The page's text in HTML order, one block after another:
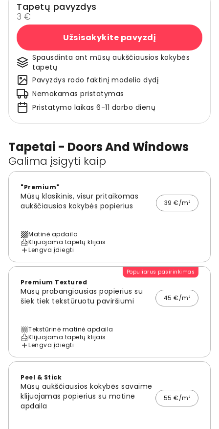
Tapetai - Doors And Windows
Galima įsigyti kaip
"Premium"
Mūsų klasikinis, visur pritaikomas
aukščiausios kokybės popierius
39 €/m²
Matinė apdaila
Klijuojama tapetų klijais
Lengva įdiegti
Populiarus pasirinkimas
Premium Textured
Mūsų prabangiausias popierius su
šiek tiek tekstūruotu paviršiumi
45 €/m²
Tekstūrinė matinė apdaila
Klijuojama tapetų klijais
Lengva įdiegti
Peel & Stick
Mūsų aukščiausios kokybės savaime
klijuojamas popierius su matine
apdaila
55 €/m²
Tapetų pavyzdys
3 €
Užsisakykite pavyzdį
Spausdinta ant mūsų aukščiausios kokybės
tapetų
Pavyzdys rodo faktinį modelio dydį
Nemokamas pristatymas
Pristatymo laikas 6-11 darbo dienų